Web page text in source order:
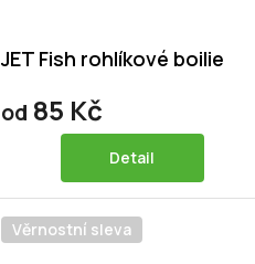
JET Fish rohlíkové boilie
od 85 Kč
Detail
Věrnostní sleva